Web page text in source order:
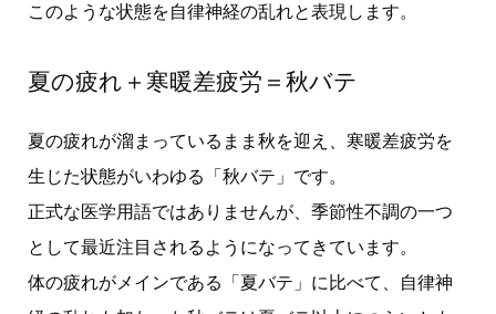
このような状態を自律神経の乱れと表現します。
夏の疲れ＋寒暖差疲労＝秋バテ
夏の疲れが溜まっているまま秋を迎え、寒暖差疲労を
生じた状態がいわゆる「秋バテ」です。
正式な医学用語ではありませんが、季節性不調の一つ
として最近注目されるようになってきています。
体の疲れがメインである「夏バテ」に比べて、自律神